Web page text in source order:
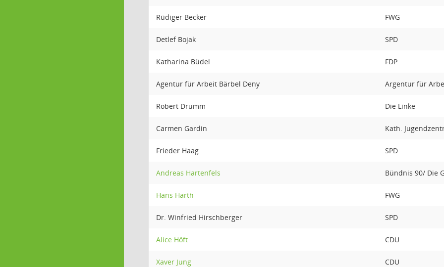
Rüdiger Becker FWG
Detlef Bojak SPD
Katharina Büdel FDP
Agentur für Arbeit Bärbel Deny Argentur für
Robert Drumm Die Linke
Carmen Gardin Kath.
Frieder Haag SPD
Andreas Hartenfels Bündnis 90/ Die
Hans Harth FWG
Dr. Winfried Hirschberger SPD
Alice Höft CDU
Xaver Jung CDU